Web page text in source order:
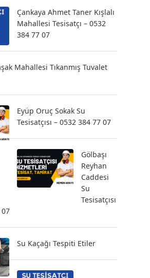
Çankaya Ahmet Taner Kışlalı
Mahallesi Tesisatçı – 0532
384 77 07
Mahallesi Tıkanmış Tuvalet
Eyüp Oruç Sokak Su
Tesisatçısı – 0532 384 77 07
Gölbaşı
Reyhan
Caddesi
Su
Tesisatçısı
Su Kaçağı Tespiti Etiler